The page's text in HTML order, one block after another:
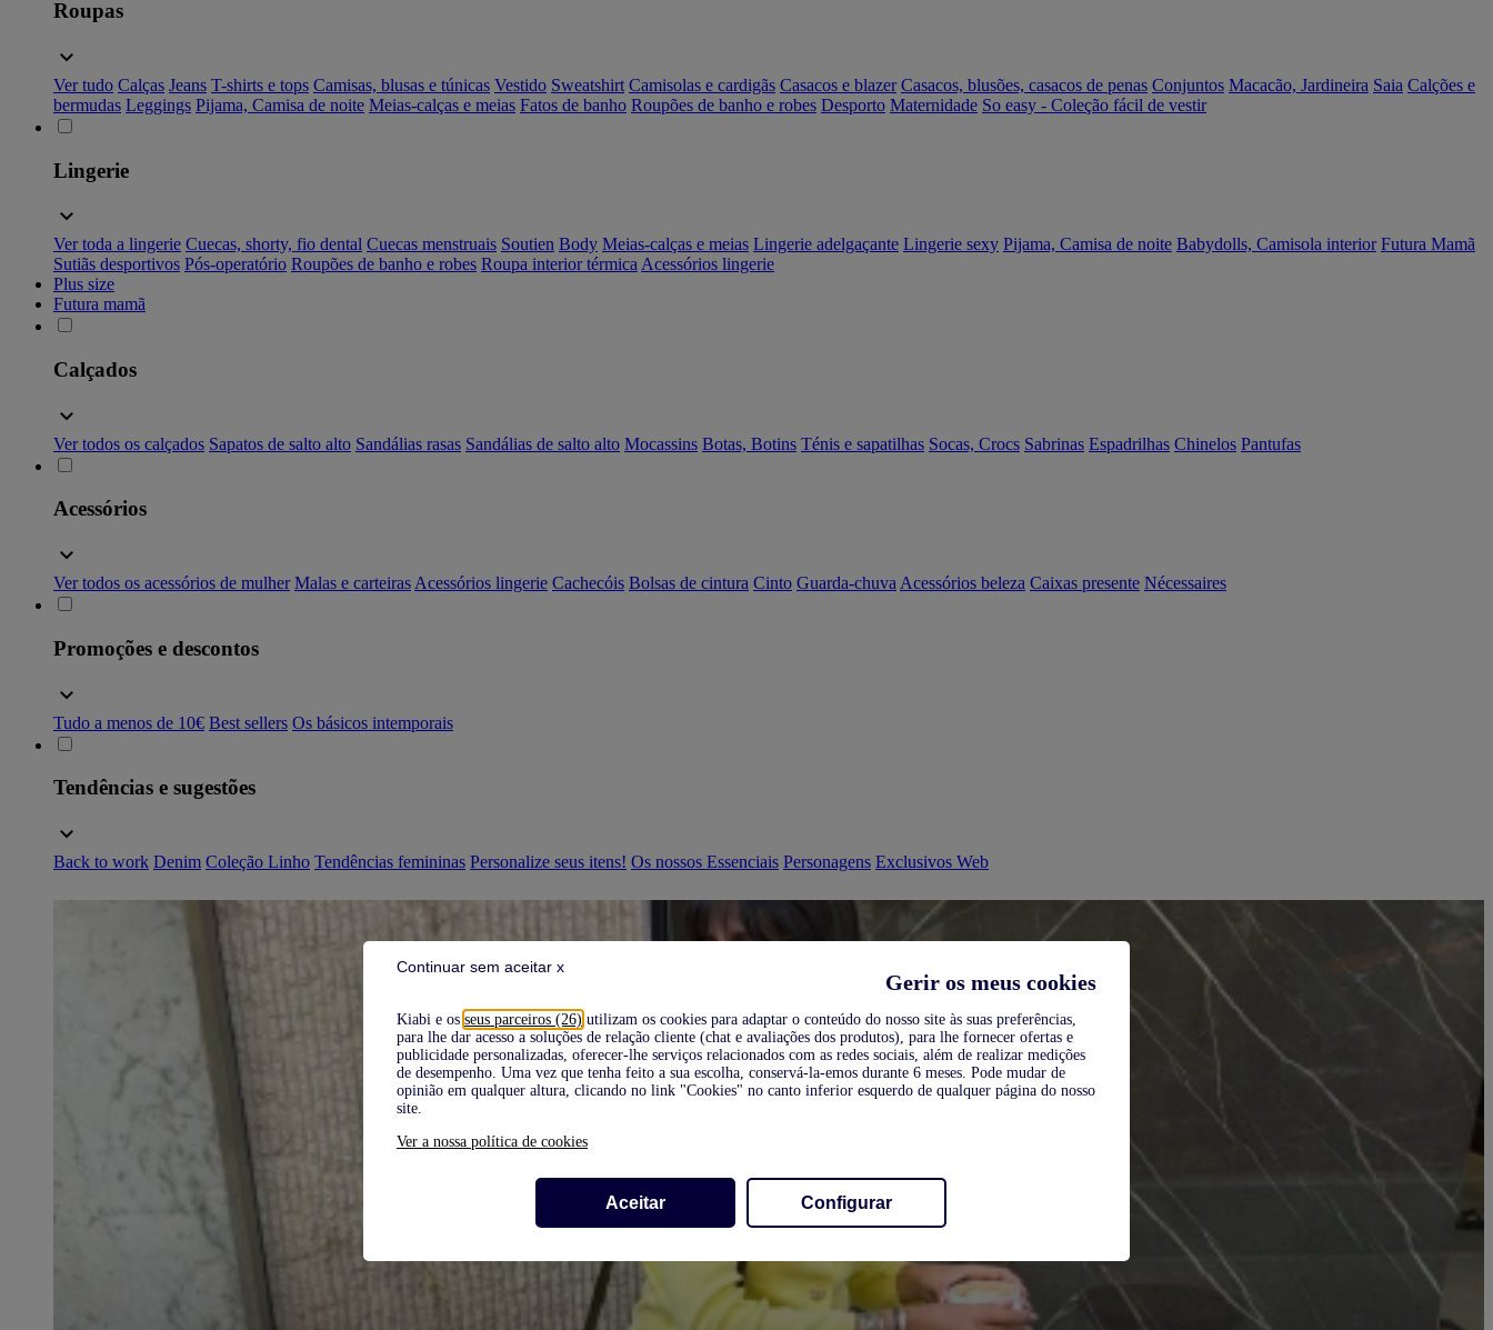
Gerir os meus cookies
Kiabi e os seus parceiros (26) utilizam os cookies para adaptar o conteúdo do nosso site às suas preferências,
para lhe dar acesso a soluções de relação cliente (chat e avaliações dos produtos), para lhe fornecer ofertas e
publicidade personalizadas, oferecer-lhe serviços relacionados com as redes sociais, além de realizar medições
de desempenho. Uma vez que tenha feito a sua escolha, conservá-la-emos durante 6 meses. Pode mudar de
opinião em qualquer altura, clicando no link "Cookies" no canto inferior esquerdo de qualquer página do nosso
site.
Ver a nossa política de cookies
Aceitar Configurar
Continuar sem aceitar x
Roupas
Ver tudo Calças Jeans T-shirts e tops Camisas, blusas e túnicas Vestido Sweatshirt Camisolas e cardigãs Casacos e blazer Casacos, blusões, casacos de penas Conjuntos Macacão, Jardineira Saia Calções e
bermudas Leggings Pijama, Camisa de noite Meias-calças e meias Fatos de banho Roupões de banho e robes Desporto Maternidade So easy - Coleção fácil de vestir
Lingerie
Ver toda a lingerie Cuecas, shorty, fio dental Cuecas menstruais Soutien Body Meias-calças e meias Lingerie adelgaçante Lingerie sexy Pijama, Camisa de noite Babydolls, Camisola interior Futura Mamã
Sutiãs desportivos Pós-operatório Roupões de banho e robes Roupa interior térmica Acessórios lingerie
Plus size
Futura mamã
Calçados
Ver todos os calçados Sapatos de salto alto Sandálias rasas Sandálias de salto alto Mocassins Botas, Botins Ténis e sapatilhas Socas, Crocs Sabrinas Espadrilhas Chinelos Pantufas
Acessórios
Ver todos os acessórios de mulher Malas e carteiras Acessórios lingerie Cachecóis Bolsas de cintura Cinto Guarda-chuva Acessórios beleza Caixas presente Nécessaires
Promoções e descontos
Tudo a menos de 10€ Best sellers Os básicos intemporais
Tendências e sugestões
Back to work Denim Coleção Linho Tendências femininas Personalize seus itens! Os nossos Essenciais Personagens Exclusivos Web